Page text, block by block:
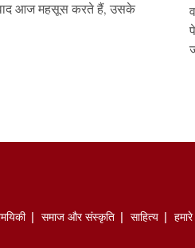
आज महसूस करते हैं, उसके
समाज और संस्कृति साहित्‍य